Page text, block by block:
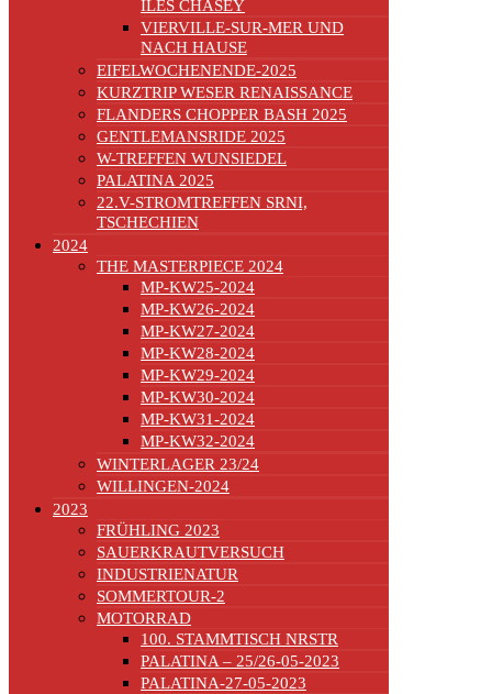
ILES CHASEY
VIERVILLE-SUR-MER UND
NACH HAUSE
EIFELWOCHENENDE-2025
KURZTRIP WESER RENAISSANCE
FLANDERS CHOPPER BASH 2025
GENTLEMANSRIDE 2025
W-TREFFEN WUNSIEDEL
PALATINA 2025
22.V-STROMTREFFEN SRNI,
TSCHECHIEN
2024
THE MASTERPIECE 2024
MP-KW25-2024
MP-KW26-2024
MP-KW27-2024
MP-KW28-2024
MP-KW29-2024
MP-KW30-2024
MP-KW31-2024
MP-KW32-2024
WINTERLAGER 23/24
WILLINGEN-2024
2023
FRÜHLING 2023
SAUERKRAUTVERSUCH
INDUSTRIENATUR
SOMMERTOUR-2
MOTORRAD
100. STAMMTISCH NRSTR
PALATINA – 25/26-05-2023
PALATINA-27-05-2023